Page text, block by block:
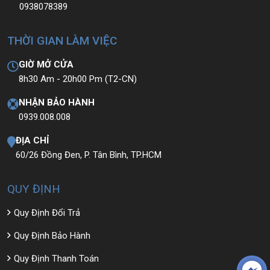
0938078389
THỜI GIAN LÀM VIỆC
GIỜ MỞ CỬA
8h30 Am - 20h00 Pm (T2-CN)
NHẬN BẢO HÀNH
0939.008.008
ĐỊA CHỈ
60/26 Đồng Đen, P. Tân Bình, TP.HCM
QUY ĐỊNH
Quy Định Đổi Trả
Quy Định Bảo Hành
Quy Định Thanh Toán